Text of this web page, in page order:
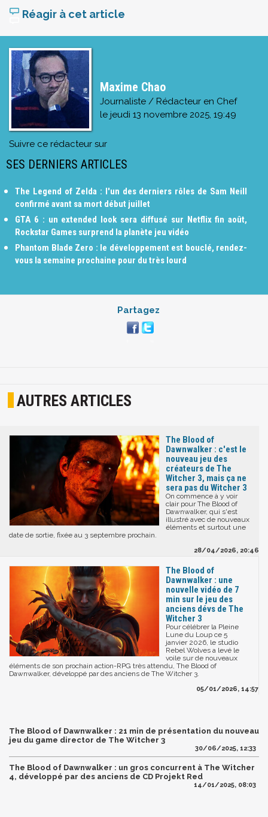
Réagir à cet article
Maxime Chao
Journaliste / Rédacteur en Chef
le jeudi 13 novembre 2025, 19:49
Suivre ce rédacteur sur
SES DERNIERS ARTICLES
The Legend of Zelda : l'un des derniers rôles de Sam Neill
confirmé avant sa mort début juillet
GTA 6 : un extended look sera diffusé sur Netflix fin août,
Rockstar Games surprend la planète jeu vidéo
Phantom Blade Zero : le développement est bouclé, rendez-
vous la semaine prochaine pour du très lourd
Partagez
AUTRES ARTICLES
The Blood of
Dawnwalker : c'est le
nouveau jeu des
créateurs de The
Witcher 3, mais ça ne
sera pas du Witcher 3
On commence à y voir
clair pour The Blood of
Dawnwalker, qui s'est
illustré avec de nouveaux
éléments et surtout une
date de sortie, fixée au 3 septembre prochain.
28/04/2026, 20:46
The Blood of
Dawnwalker : une
nouvelle vidéo de 7
min sur le jeu des
anciens dévs de The
Witcher 3
Pour célébrer la Pleine
Lune du Loup ce 5
janvier 2026, le studio
Rebel Wolves a levé le
voile sur de nouveaux
éléments de son prochain action-RPG très attendu, The Blood of
Dawnwalker, développé par des anciens de The Witcher 3.
05/01/2026, 14:57
The Blood of Dawnwalker : 21 min de présentation du nouveau
jeu du game director de The Witcher 3
30/06/2025, 12:33
The Blood of Dawnwalker : un gros concurrent à The Witcher
4, développé par des anciens de CD Projekt Red
14/01/2025, 08:03